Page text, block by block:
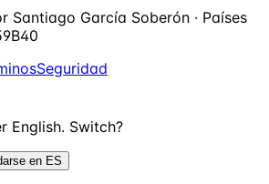
Santiago García Soberón · Países
Seguridad
English. Switch?
en ES